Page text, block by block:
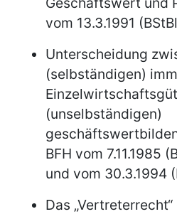
vom 13.3.1991
Unterscheidung
(selbständigen)
(unselbständigen)
BFH vom 7.11.1985
und vom 30.3.1994
Das „Vertreterrecht“